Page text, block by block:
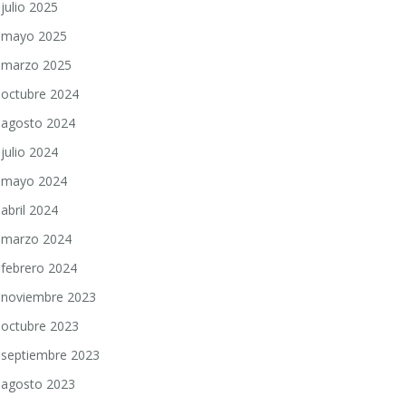
julio 2025
mayo 2025
marzo 2025
octubre 2024
agosto 2024
julio 2024
mayo 2024
abril 2024
marzo 2024
febrero 2024
noviembre 2023
octubre 2023
septiembre 2023
agosto 2023